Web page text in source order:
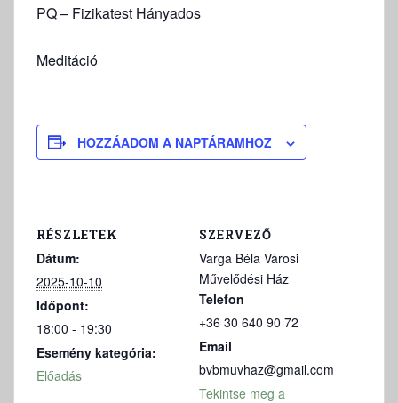
PQ – Fizikatest Hányados
Meditáció
HOZZÁADOM A NAPTÁRAMHOZ
RÉSZLETEK
Dátum:
2025-10-10
Időpont:
18:00 - 19:30
Esemény kategória:
Előadás
SZERVEZŐ
Varga Béla Városi
Művelődési Ház
Telefon
+36 30 640 90 72
Email
bvbmuvhaz@gmail.com
Tekintse meg a